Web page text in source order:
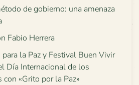
de gobierno: una amenaza
Fabio Herrera
la Paz y Festival Buen Vivir
Día Internacional de los
«Grito por la Paz»